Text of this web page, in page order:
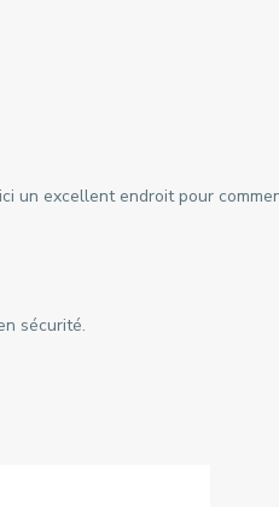
un excellent endroit pour
sécurité.